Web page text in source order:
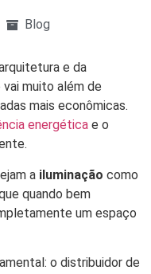
Blog
e da
muito além de
mais econômicas.
energética e o
a iluminação como
quando bem
um espaço
o distribuidor de